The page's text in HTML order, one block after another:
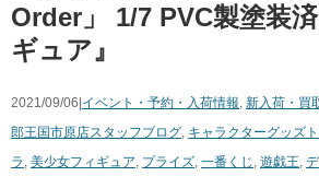
Order」 ​1/7 ​PVC製塗装
ギュア』
2021/09/06|イベント・予約・入荷情報 新入荷・買
郎王国市原店スタッフブログ キャラクターグッズ
ラ 美少女フィギュア プライズ 一番くじ 遊戯王